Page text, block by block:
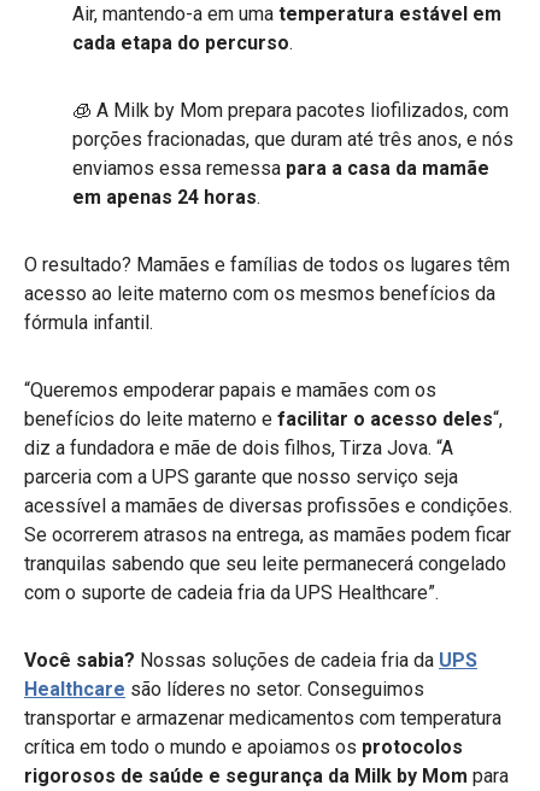
Air, mantendo-a em uma temperatura estável em
cada etapa do percurso.
🧊 A Milk by Mom prepara pacotes liofilizados, com
porções fracionadas, que duram até três anos, e nós
enviamos essa remessa para a casa da mamãe
em apenas 24 horas.
O resultado? Mamães e famílias de todos os lugares têm
acesso ao leite materno com os mesmos benefícios da
fórmula infantil.
“Queremos empoderar papais e mamães com os
benefícios do leite materno e facilitar o acesso deles“,
diz a fundadora e mãe de dois filhos, Tirza Jova. “A
parceria com a UPS garante que nosso serviço seja
acessível a mamães de diversas profissões e condições.
Se ocorrerem atrasos na entrega, as mamães podem ficar
tranquilas sabendo que seu leite permanecerá congelado
com o suporte de cadeia fria da UPS Healthcare”.
Você sabia? Nossas soluções de cadeia fria da UPS
Healthcare são líderes no setor. Conseguimos
transportar e armazenar medicamentos com temperatura
crítica em todo o mundo e apoiamos os protocolos
rigorosos de saúde e segurança da Milk by Mom para